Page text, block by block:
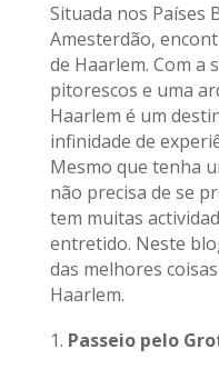
Situada nos Países
Amesterdão,
de Haarlem. Com a
pitorescos e uma
Haarlem é um
infinidade de
Mesmo que tenha
não precisa de se
tem muitas
entretido. Neste
das melhores
Haarlem.
Passeio pelo